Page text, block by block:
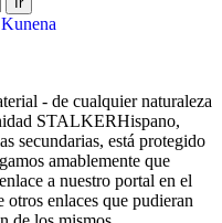
- de cualquier naturaleza
STALKERHispano,
secundarias, está protegido
amablemente que
a nuestro portal en el
otros enlaces que pudieran